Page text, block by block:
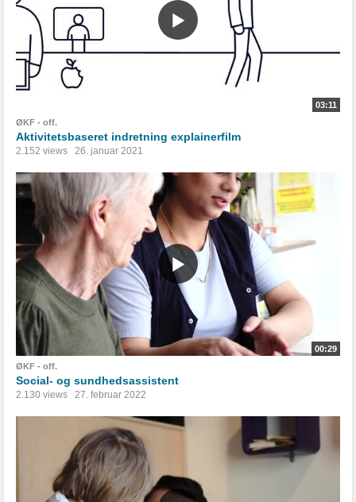
03:11
ØKF - off.
Aktivitetsbaseret indretning explainerfilm
2.152 views 26. januar 2021
00:29
ØKF - off.
Social- og sundhedsassistent
2.130 views 27. februar 2022